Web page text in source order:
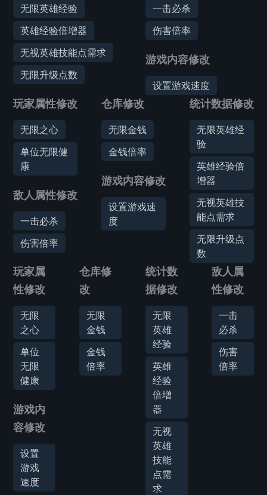
无限英雄经验
英雄经验倍增器
无视英雄技能点需求
无限升级点数
一击必杀
伤害倍率
游戏内容修改
设置游戏速度
玩家属性修改
无限之心
单位无限健
康
敌人属性修改
一击必杀
伤害倍率
仓库修改
无限金钱
金钱倍率
游戏内容修改
设置游戏速
度
统计数据修改
无限英雄经
验
英雄经验倍
增器
无视英雄技
能点需求
无限升级点
数
玩家属
性修改
无限
之心
单位
无限
健康
游戏内
容修改
设置
游戏
速度
仓库修
改
无限
金钱
金钱
倍率
统计数
据修改
无限
英雄
经验
英雄
经验
倍增
器
无视
英雄
技能
点需
求
敌人属
性修改
一击
必杀
伤害
倍率